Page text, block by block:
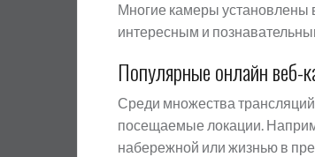
Многие камеры установлены
интересным и
Популярные онлайн веб-
Среди множества
посещаемые локации.
набережной или жизнью в